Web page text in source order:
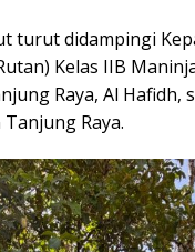
turut didampingi
Kelas IIB
Raya, Al Hafidh,
Tanjung Raya.